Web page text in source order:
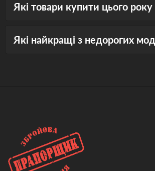
Які товари купити цього року
Які найкращі з недорогих